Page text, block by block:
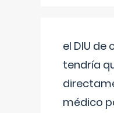
el DIU de
tendría
médico